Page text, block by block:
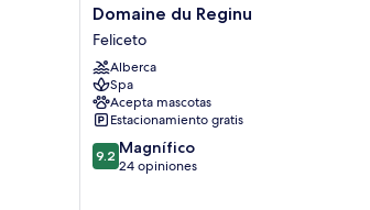
Domaine
du
Reginu
Feliceto
Domaine du Reginu
Feliceto
Alberca
Spa
Acepta mascotas
Estacionamiento gratis
9.2
de
9.2 Magnífico
24 opiniones